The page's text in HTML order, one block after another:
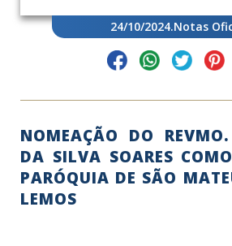
24/10/2024.Notas
NOMEAÇÃO DO
DA SILVA SOARES
PARÓQUIA DE SÃO
LEMOS